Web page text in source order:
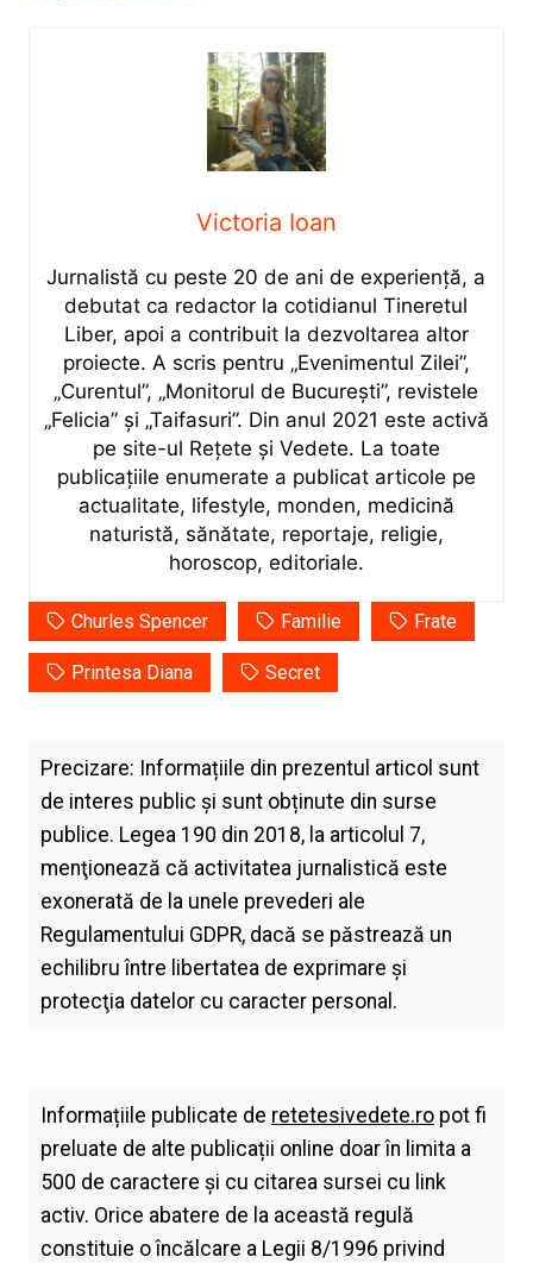
Victoria Ioan
Jurnalistă cu peste 20 de ani de experiență, a
debutat ca redactor la cotidianul Tineretul
Liber, apoi a contribuit la dezvoltarea altor
proiecte. A scris pentru „Evenimentul Zilei”,
„Curentul”, „Monitorul de București”, revistele
„Felicia” și „Taifasuri”. Din anul 2021 este activă
pe site-ul Rețete și Vedete. La toate
publicațiile enumerate a publicat articole pe
actualitate, lifestyle, monden, medicină
naturistă, sănătate, reportaje, religie,
horoscop, editoriale.
Churles Spencer Familie Frate
Printesa Diana Secret
Precizare: Informațiile din prezentul articol sunt
de interes public și sunt obținute din surse
publice. Legea 190 din 2018, la articolul 7,
menţionează că activitatea jurnalistică este
exonerată de la unele prevederi ale
Regulamentului GDPR, dacă se păstrează un
echilibru între libertatea de exprimare şi
protecţia datelor cu caracter personal.
Informațiile publicate de retetesivedete.ropot fi
preluate de alte publicații online doar în limita a
500 de caractere și cu citarea sursei cu link
activ. Orice abatere de la această regulă
constituie o încălcare a Legii 8/1996 privind